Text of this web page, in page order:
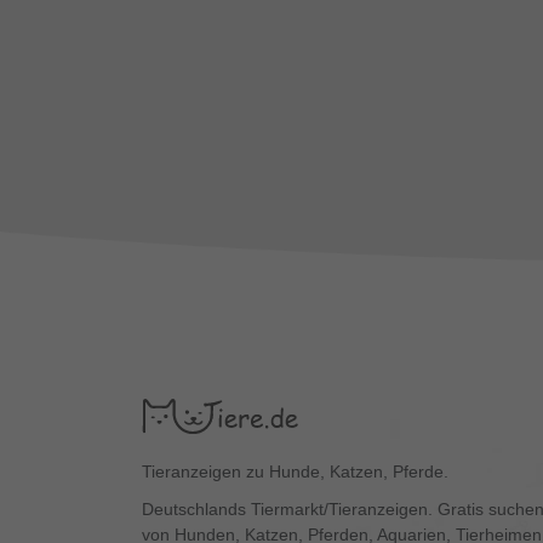
Tieranzeigen zu Hunde, Katzen, Pferde.
Deutschlands Tiermarkt/Tieranzeigen. Gratis
von Hunden, Katzen, Pferden, Aquarien,